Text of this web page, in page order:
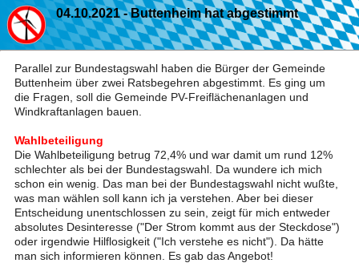
04.10.2021 - Buttenheim hat abgestimmt
Parallel zur Bundestagswahl haben die Bürger der Gemeinde
Buttenheim über zwei Ratsbegehren abgestimmt. Es ging um
die Fragen, soll die Gemeinde PV-Freiflächenanlagen und
Windkraftanlagen bauen.
Wahlbeteiligung
Die Wahlbeteiligung betrug 72,4% und war damit um rund 12%
schlechter als bei der Bundestagswahl. Da wundere ich mich
schon ein wenig. Das man bei der Bundestagswahl nicht wußte,
was man wählen soll kann ich ja verstehen. Aber bei dieser
Entscheidung unentschlossen zu sein, zeigt für mich entweder
absolutes Desinteresse ("Der Strom kommt aus der Steckdose")
oder irgendwie Hilflosigkeit ("Ich verstehe es nicht"). Da hätte
man sich informieren können. Es gab das Angebot!